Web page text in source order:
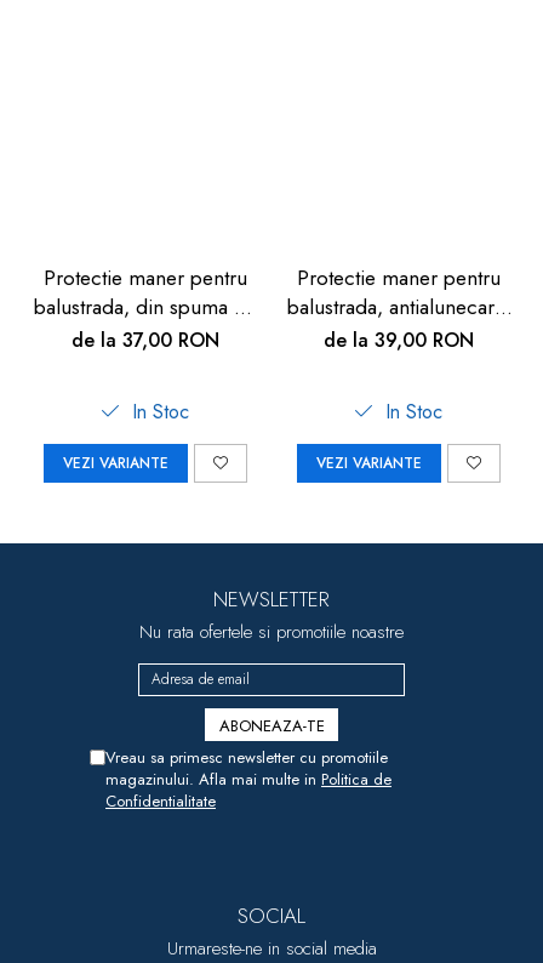
Protectie maner pentru
balustrada, din spuma de
cauciuc, maro, 40cm
de la 37,00 RON
In Stoc
VEZI VARIANTE
Protectie maner pentru
balustrada, antialunecare,
din cauciuc, portocaliu,
de la 39,00 RON
In Stoc
VEZI VARIANTE
NEWSLETTER
Nu rata ofertele si promotiile noastre
Vreau sa primesc newsletter cu promotiile
magazinului. Afla mai multe in Politica de
Confidentialitate
SOCIAL
Urmareste-ne in social media